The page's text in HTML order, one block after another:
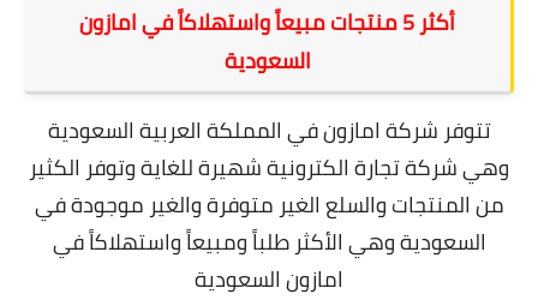
أكثر 5 منتجات مبيعاً واستهلاكاً في امازون
السعودية
تتوفر شركة امازون في المملكة العربية السعودية
وهي شركة تجارة الكترونية شهيرة للغاية وتوفر الكثير
من المنتجات والسلع الغير متوفرة والغير موجودة في
السعودية وهي الأكثر طلباً ومبيعاً واستهلاكاً في
امازون السعودية